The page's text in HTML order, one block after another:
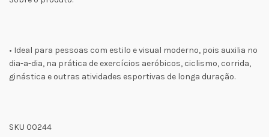
• Ideal para pessoas com estilo e visual moderno, pois auxilia no
dia-a-dia, na prática de exercícios aeróbicos, ciclismo, corrida,
ginástica e outras atividades esportivas de longa duração.
SKU 00244